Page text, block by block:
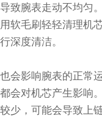
致腕表走动不均匀
软毛刷轻轻清理机
深度清洁。
影响腕表的正常
会对机芯产生影响
少，可能会导致上